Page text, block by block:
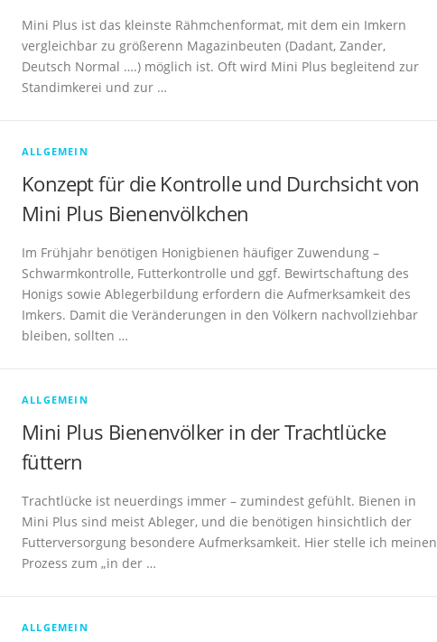
Mini Plus ist das kleinste Rähmchenformat, mit dem ein Imkern
vergleichbar zu größerenn Magazinbeuten (Dadant, Zander,
Deutsch Normal ….) möglich ist. Oft wird Mini Plus begleitend zur
Standimkerei und zur …
ALLGEMEIN
Konzept für die Kontrolle und Durchsicht von
Mini Plus Bienenvölkchen
Im Frühjahr benötigen Honigbienen häufiger Zuwendung –
Schwarmkontrolle, Futterkontrolle und ggf. Bewirtschaftung des
Honigs sowie Ablegerbildung erfordern die Aufmerksamkeit des
Imkers. Damit die Veränderungen in den Völkern nachvollziehbar
bleiben, sollten …
ALLGEMEIN
Mini Plus Bienenvölker in der Trachtlücke
füttern
Trachtlücke ist neuerdings immer – zumindest gefühlt. Bienen in
Mini Plus sind meist Ableger, und die benötigen hinsichtlich der
Futterversorgung besondere Aufmerksamkeit. Hier stelle ich meinen
Prozess zum „in der …
ALLGEMEIN